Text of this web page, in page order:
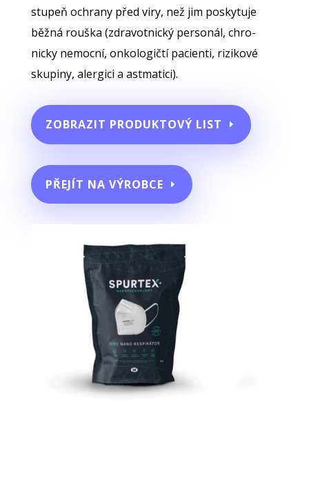
stupeň ochrany před viry, než jim poskytuje
běžná rouška (zdravotnický personál, chro-
nicky nemocní, onkologičtí pacienti, rizikové
skupiny, alergici a astmatici).
ZOBRAZIT PRODUKTOVÝ LIST
PŘEJÍT NA VÝROBCE